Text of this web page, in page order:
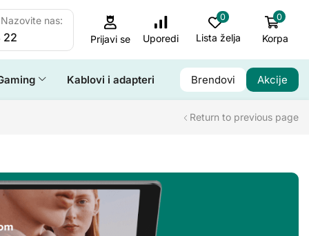
nas:
22 Prijavi se Uporedi
0
Lista želja
0
Korpa
Kablovi i adapteri Brendovi Akcije
Return to previous page